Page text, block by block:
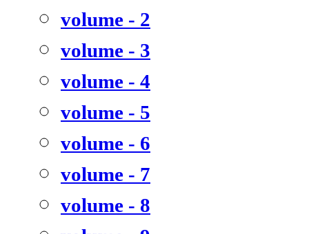
volume - 2
volume - 3
volume - 4
volume - 5
volume - 6
volume - 7
volume - 8